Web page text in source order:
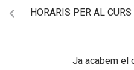
HORARIS PER AL
Ja acabem el